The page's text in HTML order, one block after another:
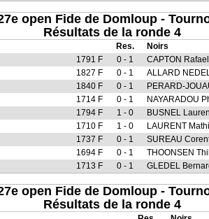
open Fide de Domloup -
Résultats de la ronde 4
Res. Noirs
1791 F 0 - 1 CAPTON Rafael
1827 F 0 - 1 ALLARD
1840 F 0 - 1 PERARD-
1714 F 0 - 1 NAYARADOU
1794 F 1 - 0 BUSNEL
1710 F 1 - 0 LAURENT
1737 F 0 - 1 SUREAU
1694 F 0 - 1 THOONSEN
1713 F 0 - 1 GLEDEL
open Fide de Domloup -
Résultats de la ronde 4